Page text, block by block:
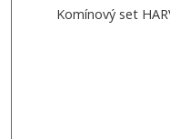
Komínový set